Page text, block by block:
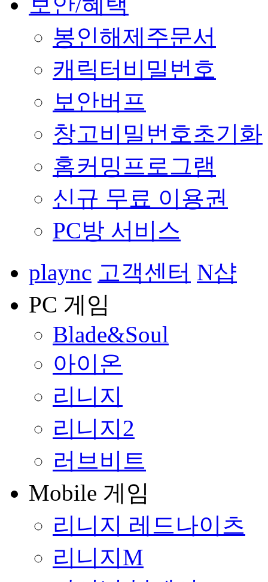
봉인해제주문서
캐릭터비밀번호
보안버프
창고비밀번호초기화
홈커밍프로그램
신규 무료 이용권
PC방 서비스
plaync 고객센터 N샵
PC 게임
Blade&Soul
아이온
리니지
리니지2
러브비트
Mobile 게임
리니지 레드나이츠
리니지M